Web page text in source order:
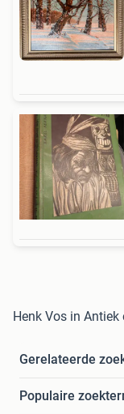
Henk Vos in
Gerelateerde
Populaire